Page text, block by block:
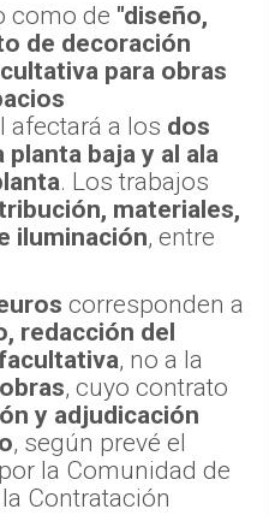
como de "diseño,
de decoración
para obras
afectará a los dos
baja y al ala
. Los trabajos
materiales,
iluminación, entre
corresponden a
redacción del
, no a la
obras, cuyo contrato
y adjudicación
, según prevé el
la Comunidad de
Contratación